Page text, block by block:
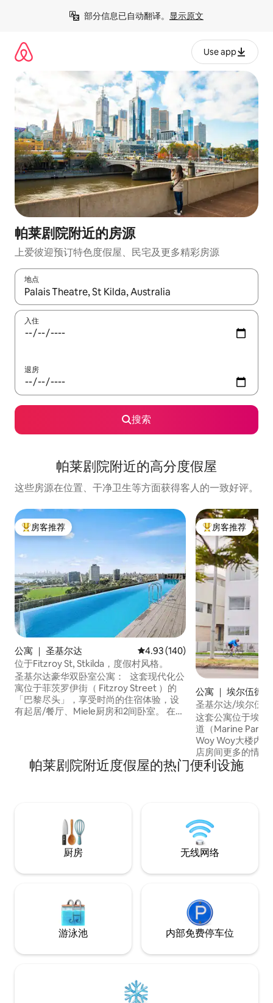
部分信息已自动翻译。 显示原文
Use app
帕莱剧院附近的房源
上爱彼迎预订特色度假屋、民宅及更多精彩房源
地点
如有搜索结果，请使用上下方向键查看，或通过点击或滑动手势
入住
退房
搜索
帕莱剧院附近的高分度假屋
这些房源在位置、干净卫生等方面获得客人的一致好评。
热门「房客推荐」
房客推荐
公寓 ｜ 圣基尔达 平均评分 4.93 分（满分 5 分），
4.93 (140)
位于Fitzroy St, Stkilda，度假村风格。
圣基尔达豪华双卧室公寓： 这套现代化公
寓位于菲茨罗伊街（ Fitzroy Street ）的
「巴黎尽头」，享受时尚的住宿体验，设
有起居/餐厅、Miele厨房和2间卧室。 在阳
）对面，靠近咖啡馆、圣基尔达海滩（ St
Kilda Beach ）、月神公园（ Luna Park
热门「房客推荐」
房客推荐
公寓 ｜ 埃尔伍德
圣基尔达/埃尔伍
这套公寓位于埃尔
道（Marine
Woy Woy大楼内
店房间更多的情侣
总在变化。 享受
Street和Elwood
里，像当地人一样
住。）
帕莱剧院附近度假屋的热门便利设施
厨房 无线网络
游泳池 内部免费停车位